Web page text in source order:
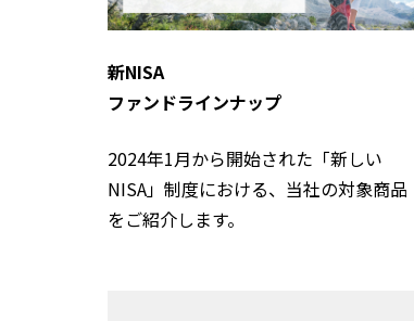
新NISA
ファンドラインナップ
2024年1月から開始された「新しい
NISA」制度における、当社の対象商品
をご紹介します。